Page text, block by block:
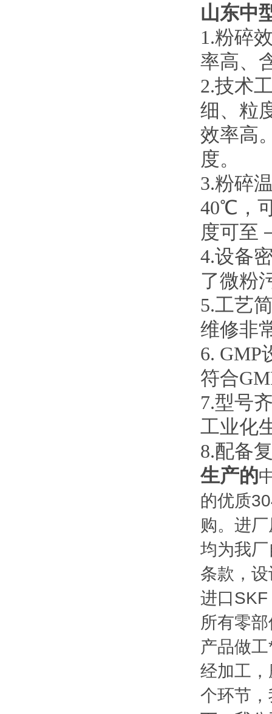
山东中
1.粉碎
率高、
2.技术
细、粒
效率高
度。
3.粉碎
40℃，
度可至
4.设备
了微粉
5.工艺
维修非
6. GMP
符合
7.型号
工业化
8.配备
生产的
的优质
购。进
均为我
条款，
进口
所有零
产品做
经加工
个环节